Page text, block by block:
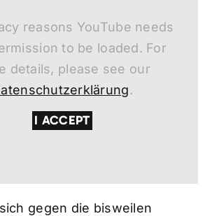
reasons YouTube needs
to be loaded. For
details, please see our
.
I ACCEPT
gegen die bisweilen